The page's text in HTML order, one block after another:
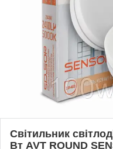
Світильник
Вт AVT ROUND